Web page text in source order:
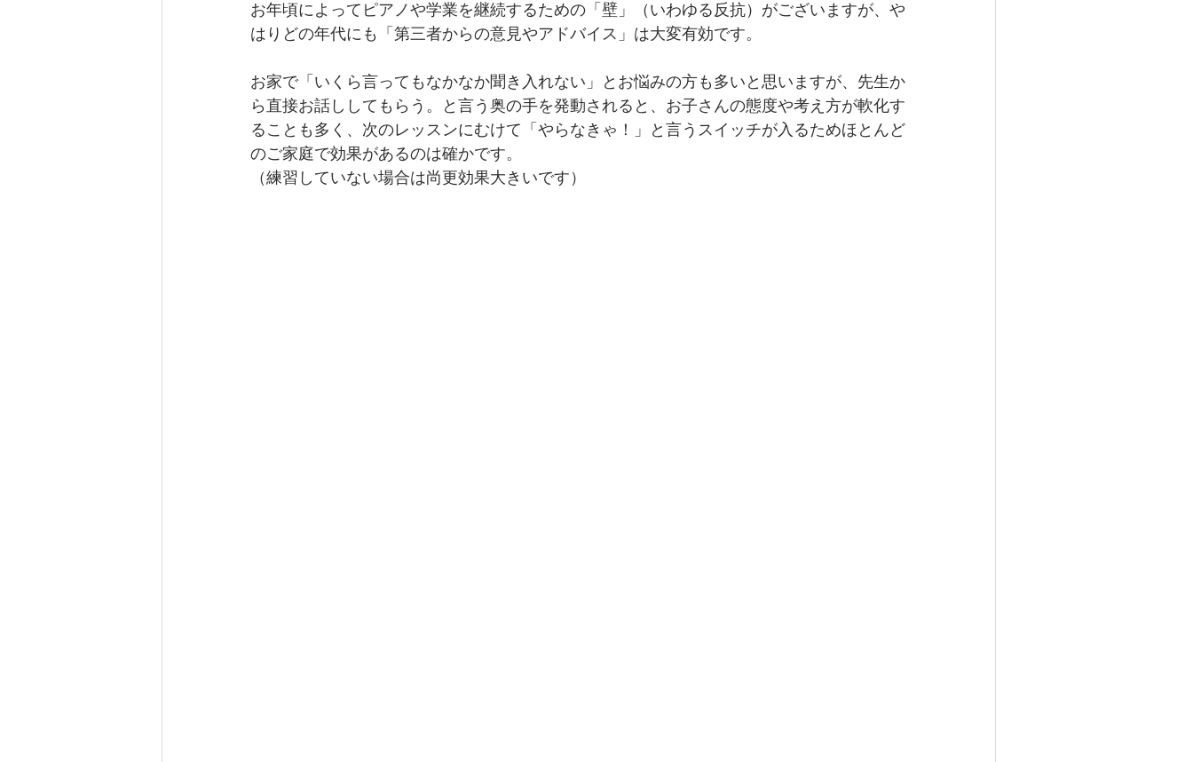
お年頃によってピアノや学業を継続するための「壁」（いわゆる反抗）がございますが、や
はりどの年代にも「第三者からの意見やアドバイス」は大変有効です。
お家で「いくら言ってもなかなか聞き入れない」とお悩みの方も多いと思いますが、先生か
ら直接お話ししてもらう。と言う奥の手を発動されると、お子さんの態度や考え方が軟化す
ることも多く、次のレッスンにむけて「やらなきゃ！」と言うスイッチが入るためほとんど
のご家庭で効果があるのは確かです。
（練習していない場合は尚更効果大きいです）